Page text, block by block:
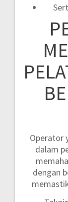
Operator
dalam
dengan